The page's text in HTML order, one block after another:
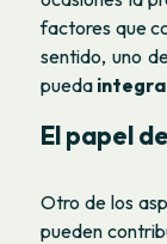
factores que
sentido, uno
pueda
El papel
Otro de los
pueden